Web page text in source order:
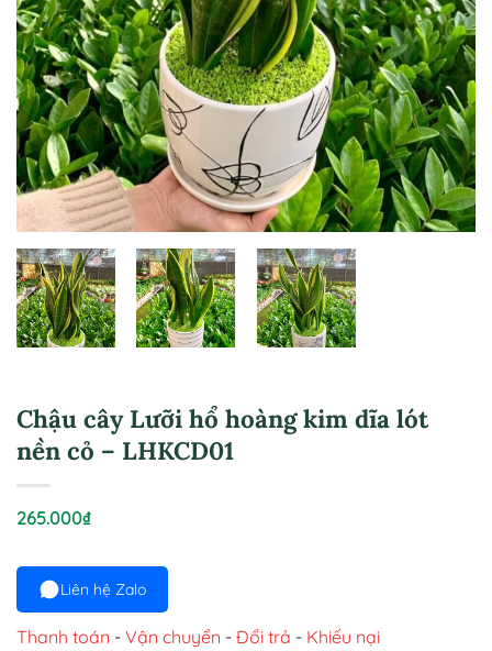
Chậu cây Lưỡi hổ hoàng kim dĩa lót
nền cỏ – LHKCD01
265.000₫
Liên hệ Zalo
Thanh toán - Vận chuyển - Đổi trả - Khiếu nại